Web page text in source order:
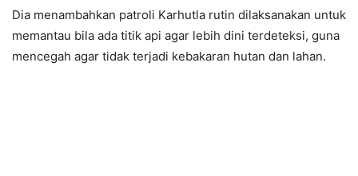
Dia menambahkan patroli Karhutla rutin dilaksanakan untuk
memantau bila ada titik api agar lebih dini terdeteksi, guna
mencegah agar tidak terjadi kebakaran hutan dan lahan.